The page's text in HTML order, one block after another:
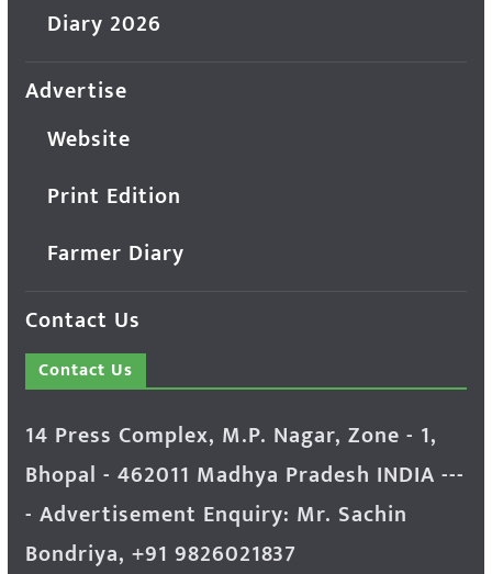
Diary 2026
Advertise
Website
Print Edition
Farmer Diary
Contact Us
Contact Us
14 Press Complex, M.P. Nagar, Zone - 1,
Bhopal - 462011 Madhya Pradesh INDIA ---
- Advertisement Enquiry: Mr. Sachin
Bondriya, +91 9826021837